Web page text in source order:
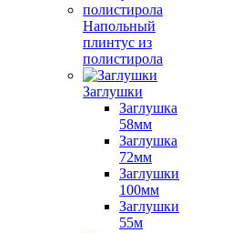
Напольный
плинтус из
полистирола
Заглушки
Заглушка
58мм
Заглушка
72мм
Заглушки
100мм
Заглушки
55м